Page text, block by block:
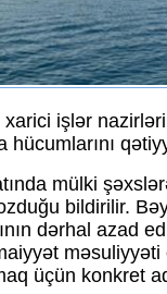
işlər
mülki
bildirilir.
dərhal azad
məsuliyyəti
üçün konkret